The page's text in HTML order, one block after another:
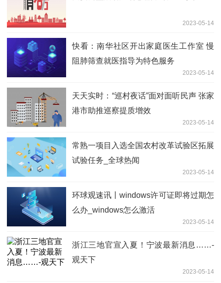
2023-05-14
快看：南华社区开出家庭医生工作室 慢
阻肺筛查就医指导为特色服务
2023-05-14
天天实时：“巡村夜话”面对面听民声 张家
港市助推巡察提质增效
2023-05-14
常熟一项目入选全国农村改革试验区拓展
试验任务_全球热闻
2023-05-14
环球观速讯丨windows许可证即将过期怎
么办_windows怎么激活
2023-05-14
浙江三地官宣入夏！宁波最新消息……-
观天下
2023-05-14